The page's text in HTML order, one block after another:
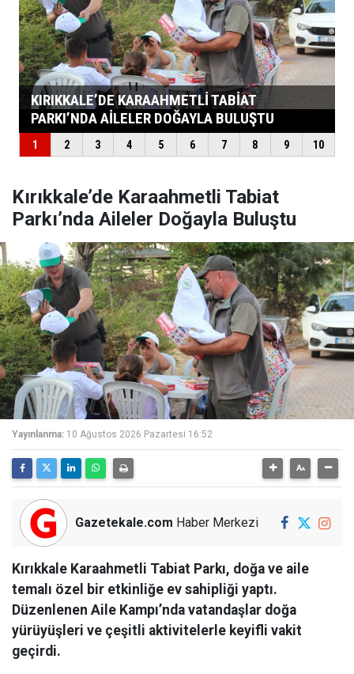
Kırıkkale’de Karaahmetli Tabiat
Parkı’nda Aileler Doğayla Buluştu
Yayınlanma: 10 Ağustos 2026 Pazartesi 16:52
Gazetekale.com Haber Merkezi
Kırıkkale Karaahmetli Tabiat Parkı, doğa ve aile
temalı özel bir etkinliğe ev sahipliği yaptı.
Düzenlenen Aile Kampı’nda vatandaşlar doğa
yürüyüşleri ve çeşitli aktivitelerle keyifli vakit
geçirdi.